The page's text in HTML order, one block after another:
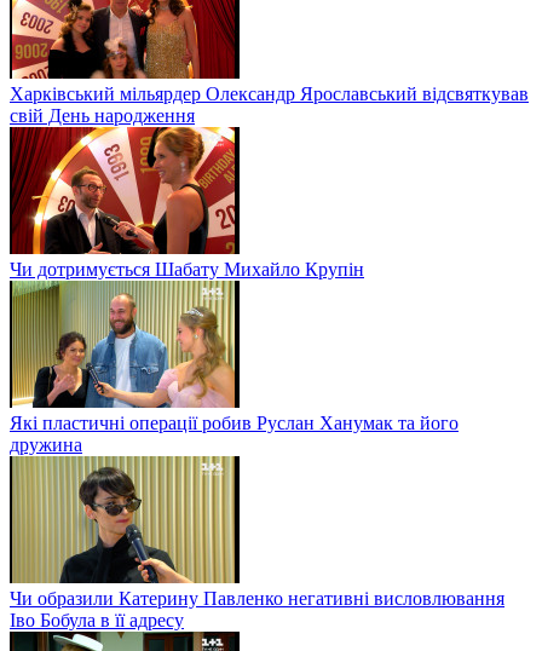
Харківський мільярдер Олександр Ярославський відсвяткував
свій День народження
Чи дотримується Шабату Михайло Крупін
Які пластичні операції робив Руслан Ханумак та його
дружина
Чи образили Катерину Павленко негативні висловлювання
Іво Бобула в її адресу